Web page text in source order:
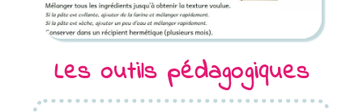
Les outils pédagogiques